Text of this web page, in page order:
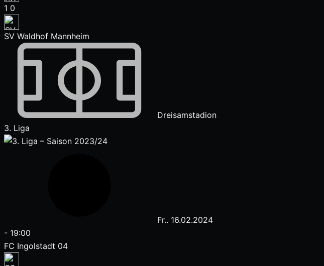
1 0
SV Waldhof Mannheim
Dreisamstadion
3. Liga
Fr.. 16.02.2024
- 19:00
FC Ingolstadt 04